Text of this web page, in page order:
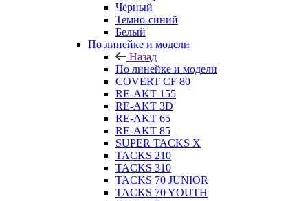
Чёрный
Темно-синий
Белый
По линейке и модели
Назад
По линейке и модели
COVERT CF 80
RE-AKT 155
RE-AKT 3D
RE-AKT 65
RE-AKT 85
SUPER TACKS X
TACKS 210
TACKS 310
TACKS 70 JUNIOR
TACKS 70 YOUTH